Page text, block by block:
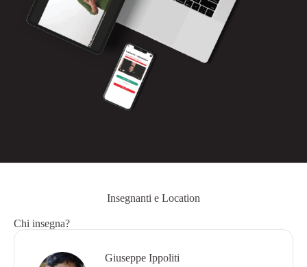
Insegnanti e Location
Chi insegna?
Giuseppe Ippoliti